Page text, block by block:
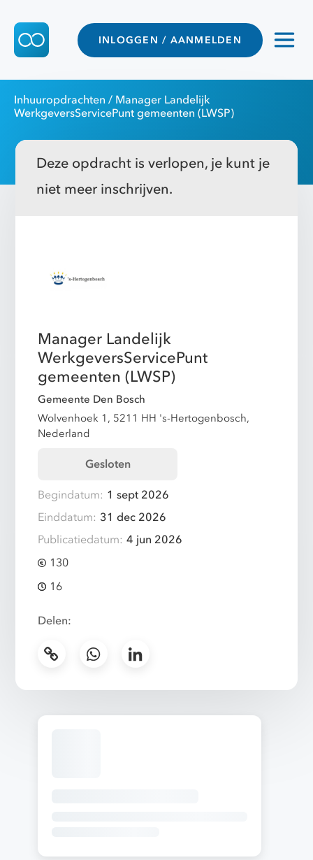
INLOGGEN / AANMELDEN
Inhuuropdrachten / Manager Landelijk
WerkgeversServicePunt gemeenten (LWSP)
Deze opdracht is verlopen, je kunt je
niet meer inschrijven.
Manager Landelijk
WerkgeversServicePunt
gemeenten (LWSP)
Gemeente Den Bosch
Wolvenhoek 1, 5211 HH 's-Hertogenbosch,
Nederland
Gesloten
Begindatum: 1 sept 2026
Einddatum: 31 dec 2026
Publicatiedatum: 4 jun 2026
130
16
Delen: